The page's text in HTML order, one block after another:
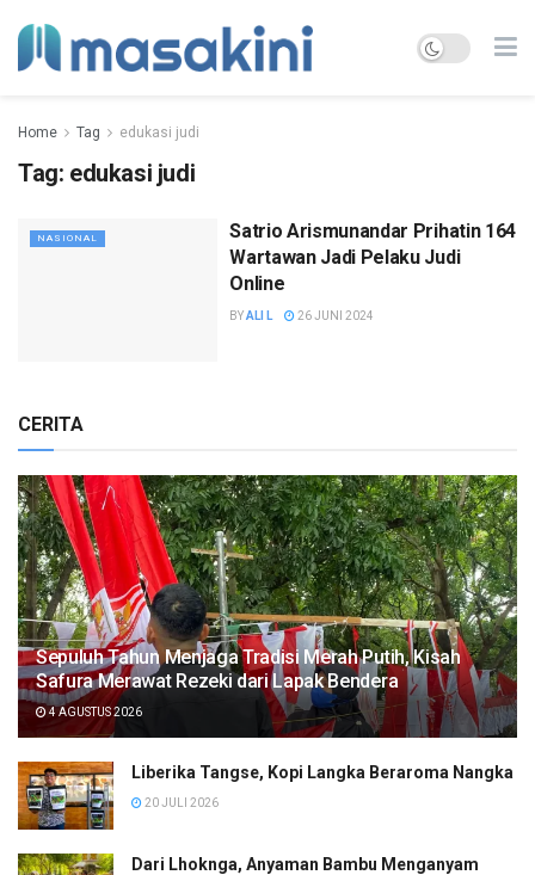
Home Tag edukasi judi
Tag: edukasi judi
NASIONAL
Satrio Arismunandar Prihatin 164
Wartawan Jadi Pelaku Judi
Online
BYALI L 26 JUNI 2024
CERITA
Sepuluh Tahun Menjaga Tradisi Merah Putih, Kisah
Safura Merawat Rezeki dari Lapak Bendera
4 AGUSTUS 2026
Liberika Tangse, Kopi Langka Beraroma Nangka
20 JULI 2026
Dari Lhoknga, Anyaman Bambu Menganyam